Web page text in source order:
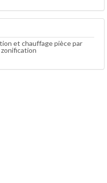
et chauffage pièce par